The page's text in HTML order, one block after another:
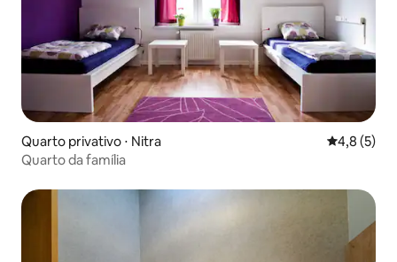
Quarto privativo ⋅ Nitra 4,8 de
4,8 (5)
Quarto da família